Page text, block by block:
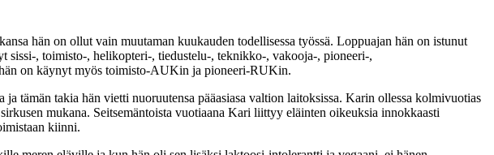
hän on ollut vain muutaman kuukauden todellisessa työssä. Loppuajan hän on istunut
sissi-, toimisto-, helikopteri-, tiedustelu-, teknikko-, vakooja-, pioneeri-,
on käynyt myös toimisto-AUKin ja pioneeri-RUKin.
tämän takia hän vietti nuoruutensa pääasiasa valtion laitoksissa. Karin ollessa kolmivuotias
mukana. Seitsemäntoista vuotiaana Kari liittyy eläinten oikeuksia innokkaasti
kiinni.